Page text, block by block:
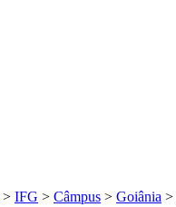
> IFG > Câmpus > Goiânia >